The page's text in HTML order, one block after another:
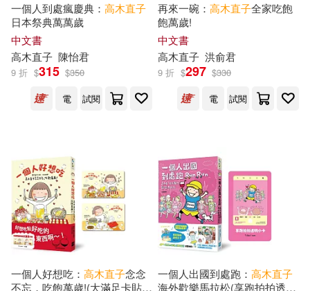
其他
價格
範圍
一個人到處瘋慶典： 高木直子
日本祭典萬萬歲
中文書
高木直子 陳怡君
9 折 $315 $350
電
試閱
再來一碗： 高木直子全家吃飽
飽萬歲!
中文書
高木直子 洪俞君
9 折 $297 $330
電
試閱
一個人好想吃： 高木直子念念
不忘，吃飽萬歲!(大滿足卡貼贈
一個人出國到處跑： 高木直子
海外歡樂馬拉松(享跑拍拍透卡